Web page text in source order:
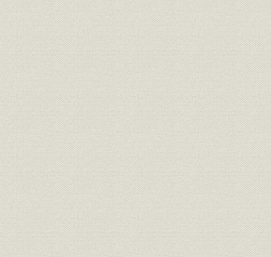
3. 有価証券
4. 損益ほか
4―創立当初の株主状況
5―その他
1. 資金母店制度
2. 戦災対策
3. 行章の制定
4. 役員の異動
第2章 戦後復興と当行の再建整備(昭和20年~昭和24年)
第1節 戦後日本の経済復興